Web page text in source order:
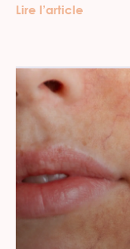
Lire l’article